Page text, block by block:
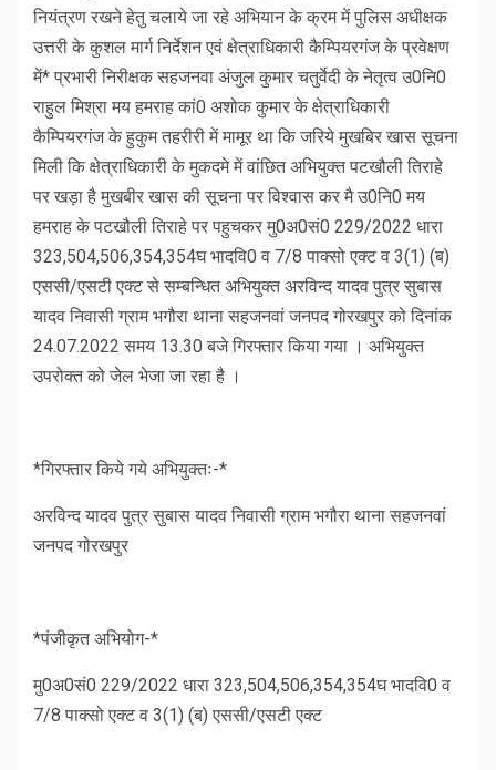
नियंत्रण रखने हेतु चलाये जा रहे अभियान के क्रम में पुलिस अधीक्षक
उत्तरी के कुशल मार्ग निर्देशन एवं क्षेत्राधिकारी कैम्पियरगंज के प्रवेक्षण
में* प्रभारी निरीक्षक सहजनवा अंजुल कुमार चतुर्वेदी के नेतृत्व उ0नि0
राहुल मिश्रा मय हमराह कां0 अशोक कुमार के क्षेत्राधिकारी
कैम्पियरगंज के हुकुम तहरीरी में मामूर था कि जरिये मुखबिर खास सूचना
मिली कि क्षेत्राधिकारी के मुकदमे में वांछित अभियुक्त पटखौली तिराहे
पर खड़ा है मुखबीर खास की सूचना पर विश्वास कर मै उ0नि0 मय
हमराह के पटखौली तिराहे पर पहुचकर मु0अ0सं0 229/2022 धारा
323,504,506,354,354घ भादवि0 व 7/8 पाक्सो एक्ट व 3(1) (ब)
एससी/एसटी एक्ट से सम्बन्धित अभियुक्त अरविन्द यादव पुत्र सुबास
यादव निवासी ग्राम भगौरा थाना सहजनवां जनपद गोरखपुर को दिनांक
24.07.2022 समय 13.30 बजे गिरफ्तार किया गया । अभियुक्त
उपरोक्त को जेल भेजा जा रहा है ।
*गिरफ्तार किये गये अभियुक्तः-*
अरविन्द यादव पुत्र सुबास यादव निवासी ग्राम भगौरा थाना सहजनवां
जनपद गोरखपुर
*पंजीकृत अभियोग-*
मु0अ0सं0 229/2022 धारा 323,504,506,354,354घ भादवि0 व
7/8 पाक्सो एक्ट व 3(1) (ब) एससी/एसटी एक्ट